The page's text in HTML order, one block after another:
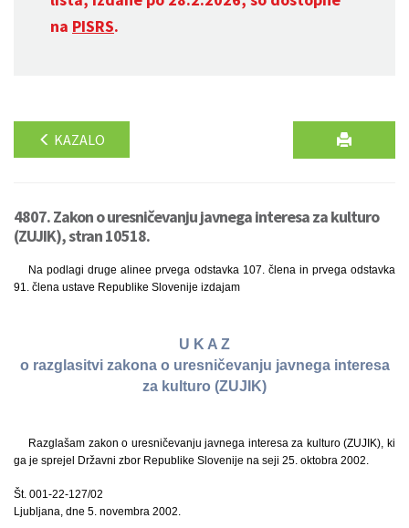
na PISRS.
KAZALO
4807. Zakon o uresničevanju javnega interesa za kulturo
(ZUJIK), stran 10518.
Na podlagi druge alinee prvega odstavka 107. člena in prvega odstavka
91. člena ustave Republike Slovenije izdajam
U K A Z
o razglasitvi zakona o uresničevanju javnega interesa
za kulturo (ZUJIK)
Razglašam zakon o uresničevanju javnega interesa za kulturo (ZUJIK), ki
ga je sprejel Državni zbor Republike Slovenije na seji 25. oktobra 2002.
Št. 001-22-127/02
Ljubljana, dne 5. novembra 2002.